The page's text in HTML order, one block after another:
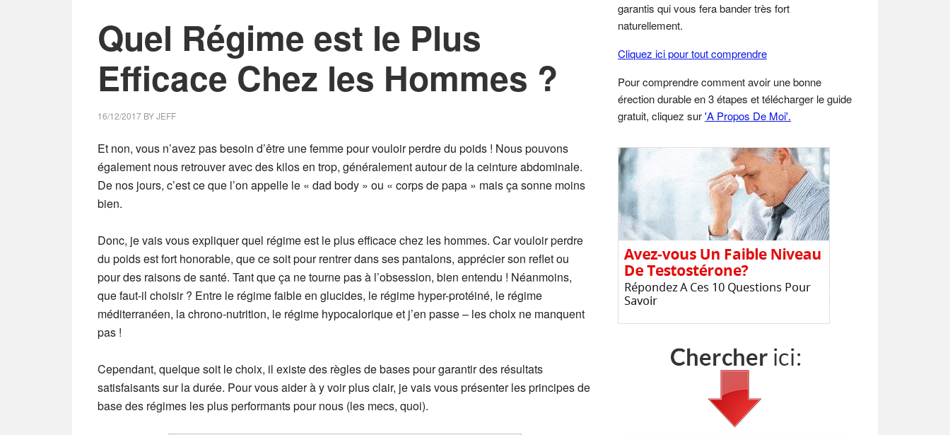
Quel Régime est le Plus
Efficace Chez les Hommes ?
16/12/2017 BYJEFF
Et non, vous n’avez pas besoin d’être une femme pour vouloir perdre du poids ! Nous pouvons
également nous retrouver avec des kilos en trop, généralement autour de la ceinture abdominale.
De nos jours, c’est ce que l’on appelle le « dad body » ou « corps de papa » mais ça sonne moins
bien.
Donc, je vais vous expliquer quel régime est le plus efficace chez les hommes. Car vouloir perdre
du poids est fort honorable, que ce soit pour rentrer dans ses pantalons, apprécier son reflet ou
pour des raisons de santé. Tant que ça ne tourne pas à l’obsession, bien entendu ! Néanmoins,
que faut-il choisir ? Entre le régime faible en glucides, le régime hyper-protéiné, le régime
méditerranéen, la chrono-nutrition, le régime hypocalorique et j’en passe – les choix ne manquent
pas !
Cependant, quelque soit le choix, il existe des règles de bases pour garantir des résultats
satisfaisants sur la durée. Pour vous aider à y voir plus clair, je vais vous présenter les principes de
base des régimes les plus performants pour nous (les mecs, quoi).
garantis qui vous fera bander très fort
naturellement.
Cliquez ici pour tout comprendre
Pour comprendre comment avoir une bonne
érection durable en 3 étapes et télécharger le guide
gratuit, cliquez sur'A Propos De Moi'.